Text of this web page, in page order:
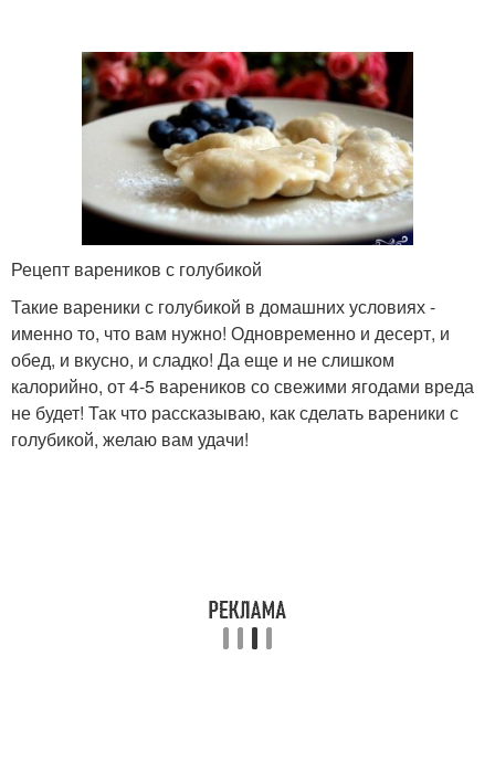
Рецепт вареников с голубикой
Такие вареники с голубикой в домашних условиях -
именно то, что вам нужно! Одновременно и десерт, и
обед, и вкусно, и сладко! Да еще и не слишком
калорийно, от 4-5 вареников со свежими ягодами вреда
не будет! Так что рассказываю, как сделать вареники с
голубикой, желаю вам удачи!